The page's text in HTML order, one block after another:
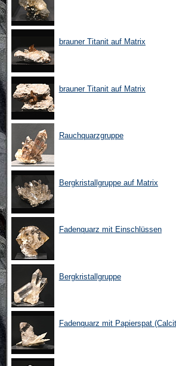
brauner Titanit auf Matrix
brauner Titanit auf Matrix
Rauchquarzgruppe
Bergkristallgruppe auf Matrix
Fadenquarz mit Einschlüssen
Bergkristallgruppe
Fadenquarz mit Papierspat